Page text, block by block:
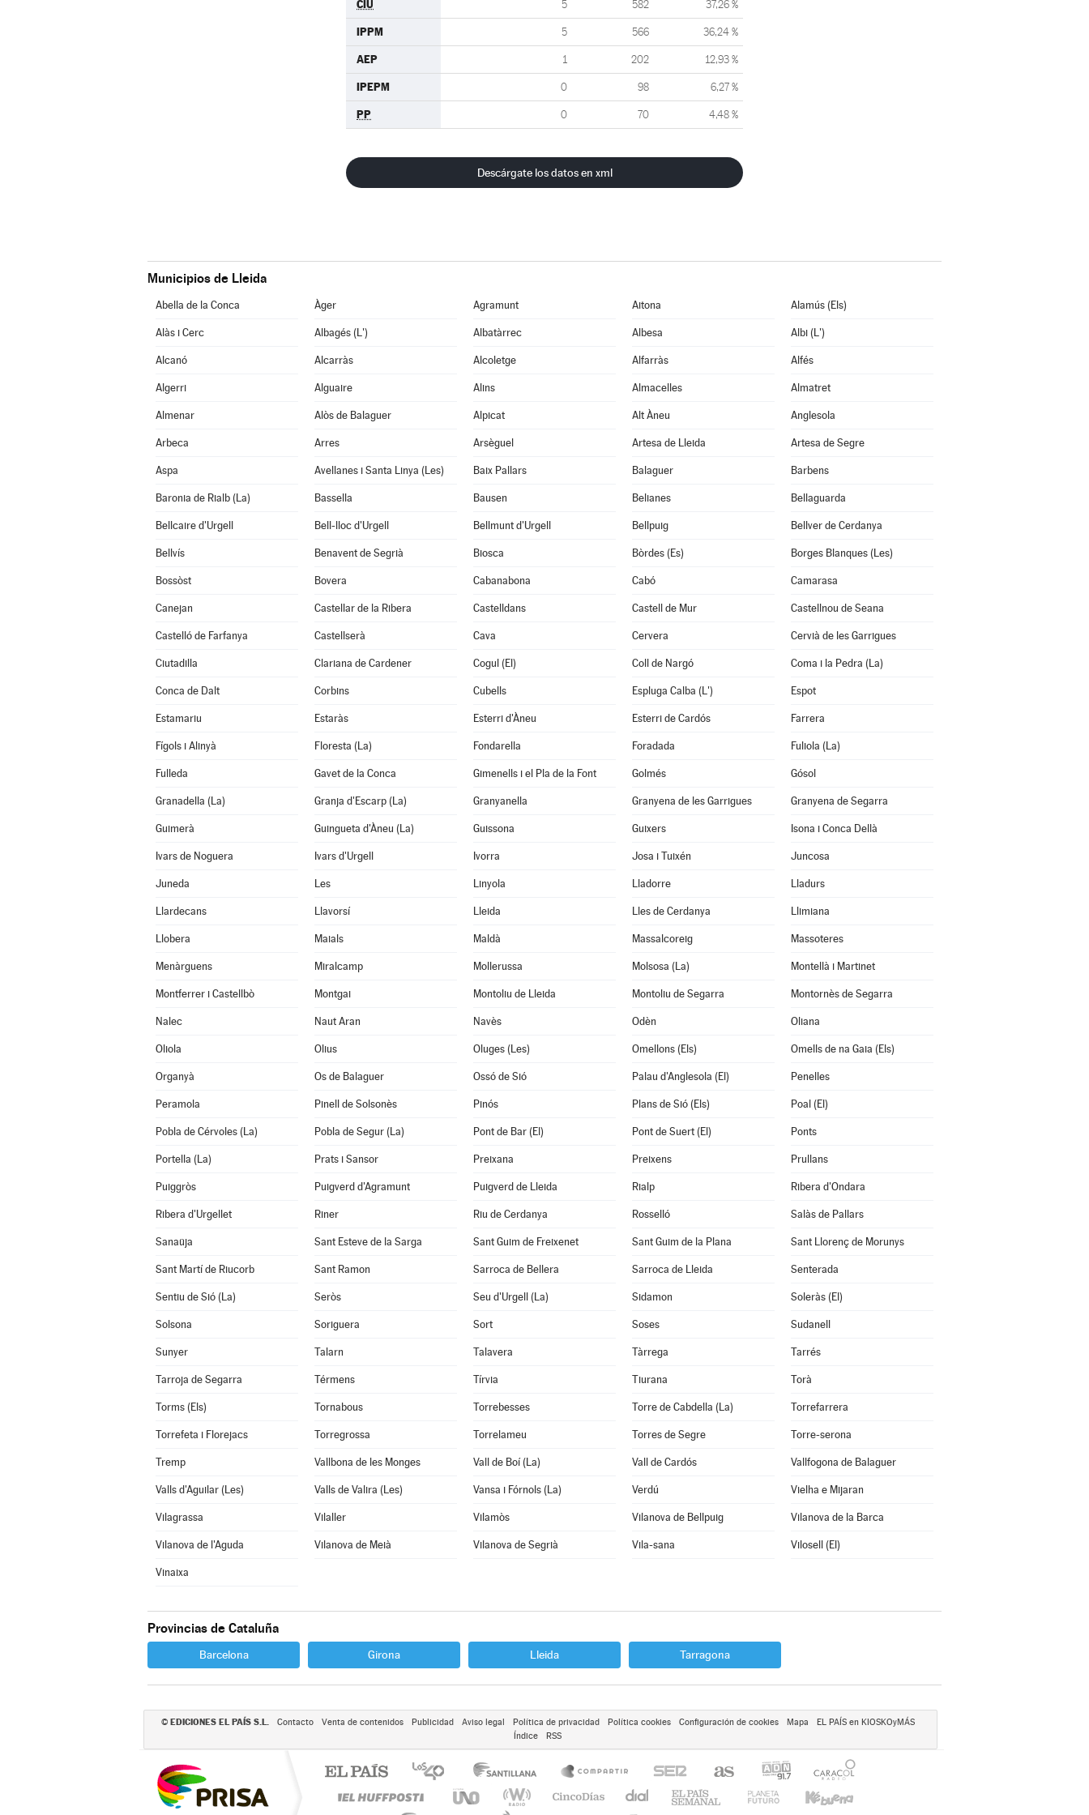
CIU 5 582 37,26 %
IPPM 5 566 36,24 %
AEP 1 202 12,93 %
IPEPM 0 98 6,27 %
PP 0 70 4,48 %
Descárgate los datos en xml
Municipios de Lleida
Abella de la Conca Àger Agramunt Aitona Alamús (Els)
Alàs i Cerc Albagés (L') Albatàrrec Albesa Albi (L')
Alcanó Alcarràs Alcoletge Alfarràs Alfés
Algerri Alguaire Alins Almacelles Almatret
Almenar Alòs de Balaguer Alpicat Alt Àneu Anglesola
Arbeca Arres Arsèguel Artesa de Lleida Artesa de Segre
Aspa Avellanes i Santa Linya (Les) Baix Pallars Balaguer Barbens
Baronia de Rialb (La) Bassella Bausen Belianes Bellaguarda
Bellcaire d'Urgell Bell-lloc d'Urgell Bellmunt d'Urgell Bellpuig Bellver de Cerdanya
Bellvís Benavent de Segrià Biosca Bòrdes (Es) Borges Blanques (Les)
Bossòst Bovera Cabanabona Cabó Camarasa
Canejan Castellar de la Ribera Castelldans Castell de Mur Castellnou de Seana
Castelló de Farfanya Castellserà Cava Cervera Cervià de les Garrigues
Ciutadilla Clariana de Cardener Cogul (El) Coll de Nargó Coma i la Pedra (La)
Conca de Dalt Corbins Cubells Espluga Calba (L') Espot
Estamariu Estaràs Esterri d'Àneu Esterri de Cardós Farrera
Fígols i Alinyà Floresta (La) Fondarella Foradada Fuliola (La)
Fulleda Gavet de la Conca Gimenells i el Pla de la Font Golmés Gósol
Granadella (La) Granja d'Escarp (La) Granyanella Granyena de les Garrigues Granyena de Segarra
Guimerà Guingueta d'Àneu (La) Guissona Guixers Isona i Conca Dellà
Ivars de Noguera Ivars d'Urgell Ivorra Josa i Tuixén Juncosa
Juneda Les Linyola Lladorre Lladurs
Llardecans Llavorsí Lleida Lles de Cerdanya Llimiana
Llobera Maials Maldà Massalcoreig Massoteres
Menàrguens Miralcamp Mollerussa Molsosa (La) Montellà i Martinet
Montferrer i Castellbò Montgai Montoliu de Lleida Montoliu de Segarra Montornès de Segarra
Nalec Naut Aran Navès Odèn Oliana
Oliola Olius Oluges (Les) Omellons (Els) Omells de na Gaia (Els)
Organyà Os de Balaguer Ossó de Sió Palau d'Anglesola (El) Penelles
Peramola Pinell de Solsonès Pinós Plans de Sió (Els) Poal (El)
Pobla de Cérvoles (La) Pobla de Segur (La) Pont de Bar (El) Pont de Suert (El) Ponts
Portella (La) Prats i Sansor Preixana Preixens Prullans
Puiggròs Puigverd d'Agramunt Puigverd de Lleida Rialp Ribera d'Ondara
Ribera d'Urgellet Riner Riu de Cerdanya Rosselló Salàs de Pallars
Sanaüja Sant Esteve de la Sarga Sant Guim de Freixenet Sant Guim de la Plana Sant Llorenç de Morunys
Sant Martí de Riucorb Sant Ramon Sarroca de Bellera Sarroca de Lleida Senterada
Sentiu de Sió (La) Seròs Seu d'Urgell (La) Sidamon Soleràs (El)
Solsona Soriguera Sort Soses Sudanell
Sunyer Talarn Talavera Tàrrega Tarrés
Tarroja de Segarra Térmens Tírvia Tiurana Torà
Torms (Els) Tornabous Torrebesses Torre de Cabdella (La) Torrefarrera
Torrefeta i Florejacs Torregrossa Torrelameu Torres de Segre Torre-serona
Tremp Vallbona de les Monges Vall de Boí (La) Vall de Cardós Vallfogona de Balaguer
Valls d'Aguilar (Les) Valls de Valira (Les) Vansa i Fórnols (La) Verdú Vielha e Mijaran
Vilagrassa Vilaller Vilamòs Vilanova de Bellpuig Vilanova de la Barca
Vilanova de l'Aguda Vilanova de Meià Vilanova de Segrià Vila-sana Vilosell (El)
Vinaixa
Provincias de Cataluña
Barcelona Girona Lleida Tarragona
© EDICIONES EL PAÍS S.L. Contacto Venta de contenidos Publicidad Aviso legal Política de privacidad Política cookies Configuración de cookies Mapa
EL PAÍS en KIOSKOyMÁS
Índice
RSS